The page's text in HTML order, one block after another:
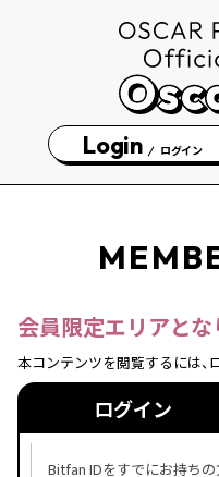
Login ログイン
会員限定エリアと
本コンテンツを閲覧するには、
ログイン
Bitfan IDをすでにお持ち